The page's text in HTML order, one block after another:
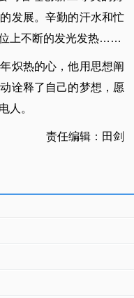
发展。辛勤的汗水和忙
上不断的发光发热……
热的心，他用思想阐
诠释了自己的梦想，愿
人。
责任编辑：田剑